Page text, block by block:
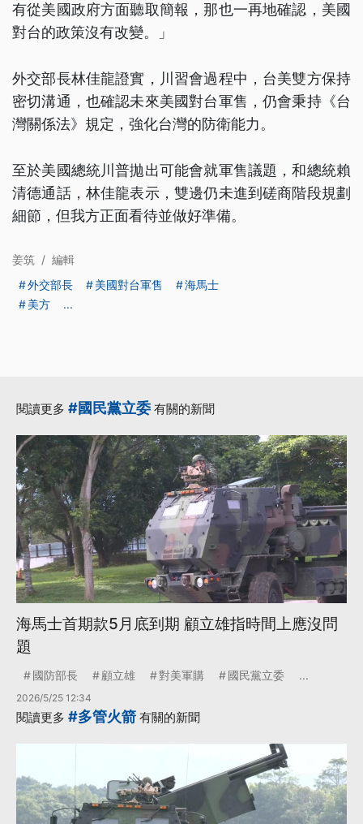
有從美國政府方面聽取簡報，那也一再地確認，美國
對台的政策沒有改變。」
外交部長林佳龍證實，川習會過程中，台美雙方保持
密切溝通，也確認未來美國對台軍售，仍會秉持《台
灣關係法》規定，強化台灣的防衛能力。
至於美國總統川普拋出可能會就軍售議題，和總統賴
清德通話，林佳龍表示，雙邊仍未進到磋商階段規劃
細節，但我方正面看待並做好準備。
姜筑 / 編輯
外交部長
美國對台軍售
海馬士
美方
...
閱讀更多 #國民黨立委 有關的新聞
海馬士首期款5月底到期 顧立雄指時間上應沒問
題
國防部長 顧立雄 對美軍購 國民黨立委 ...
2026/5/25 12:34
閱讀更多 #多管火箭 有關的新聞